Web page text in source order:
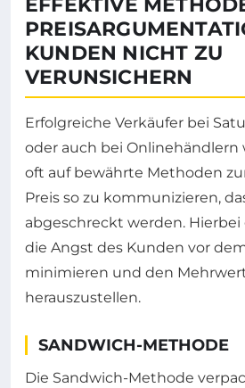
EFFEKTIVE
KUNDEN NICHT ZU
VERUNSICHERN
Erfolgreiche Verkäufer bei
oder auch bei Onlinehändlern
oft auf bewährte Methoden
Preis so zu kommunizieren,
abgeschreckt werden.
die Angst des Kunden vor
minimieren und den
herauszustellen.
SANDWICH-METHODE
Die Sandwich-Methode